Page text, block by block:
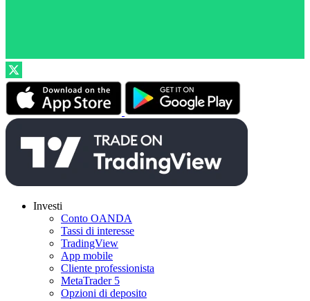
Investi
Conto OANDA
Tassi di interesse
TradingView
App mobile
Cliente professionista
MetaTrader 5
Opzioni di deposito